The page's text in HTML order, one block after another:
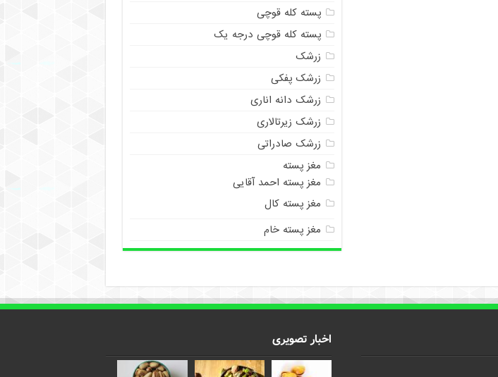
پسته کله قوچی
پسته کله قوچی درجه یک
زرشک
زرشک پفکی
زرشک دانه اناری
زرشک زیرتالاری
زرشک صادراتی
مغز پسته
مغز پسته احمد آقایی
مغز پسته کال
مغز پسته خام
اخبار تصویری